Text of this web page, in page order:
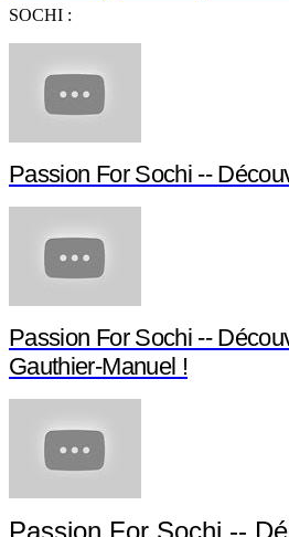
SOCHI :
Passion For Sochi --
Passion For Sochi --
Gauthier-Manuel !
Passion For Sochi --